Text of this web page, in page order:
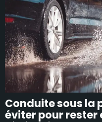
Conduite sous la
éviter pour rester